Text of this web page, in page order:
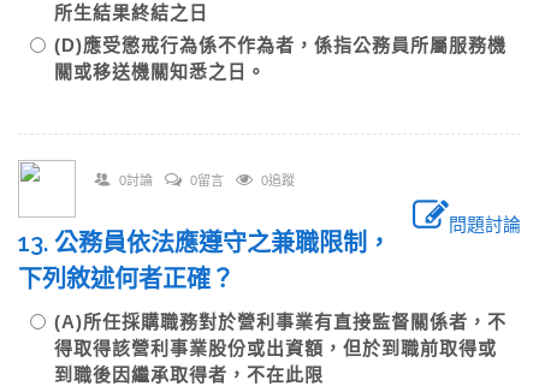
所生結果終結之日
(D)應受懲戒行為係不作為者，係指公務員所屬服務機
關或移送機關知悉之日。
0討論 0留言 0追蹤
問題討論
13. 公務員依法應遵守之兼職限制，
下列敘述何者正確？
(A)所任採購職務對於營利事業有直接監督關係者，不
得取得該營利事業股份或出資額，但於到職前取得或
到職後因繼承取得者，不在此限